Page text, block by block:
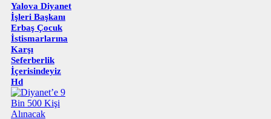
Yalova Diyanet
İşleri Başkanı
Erbaş Çocuk
İstismarlarına
Karşı
Seferberlik
İçerisindeyiz
Hd